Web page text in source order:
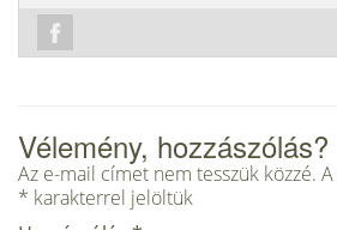
Vélemény, hozzászólás?
Az e-mail címet nem tesszük közzé.
* karakterrel jelöltük